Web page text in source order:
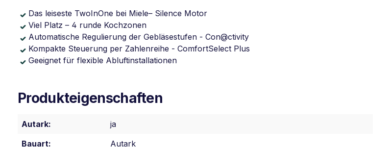
Das leiseste TwoInOne bei Miele– Silence Motor
Viel Platz – 4 runde Kochzonen
Automatische Regulierung der Gebläsestufen - Con@ctivity
Kompakte Steuerung per Zahlenreihe - ComfortSelect Plus
Geeignet für flexible Abluftinstallationen
Produkteigenschaften
Autark:
ja
Bauart:
Autark